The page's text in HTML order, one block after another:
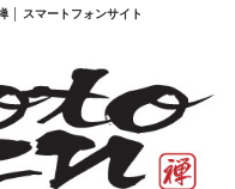
│ スマートフォンサイト